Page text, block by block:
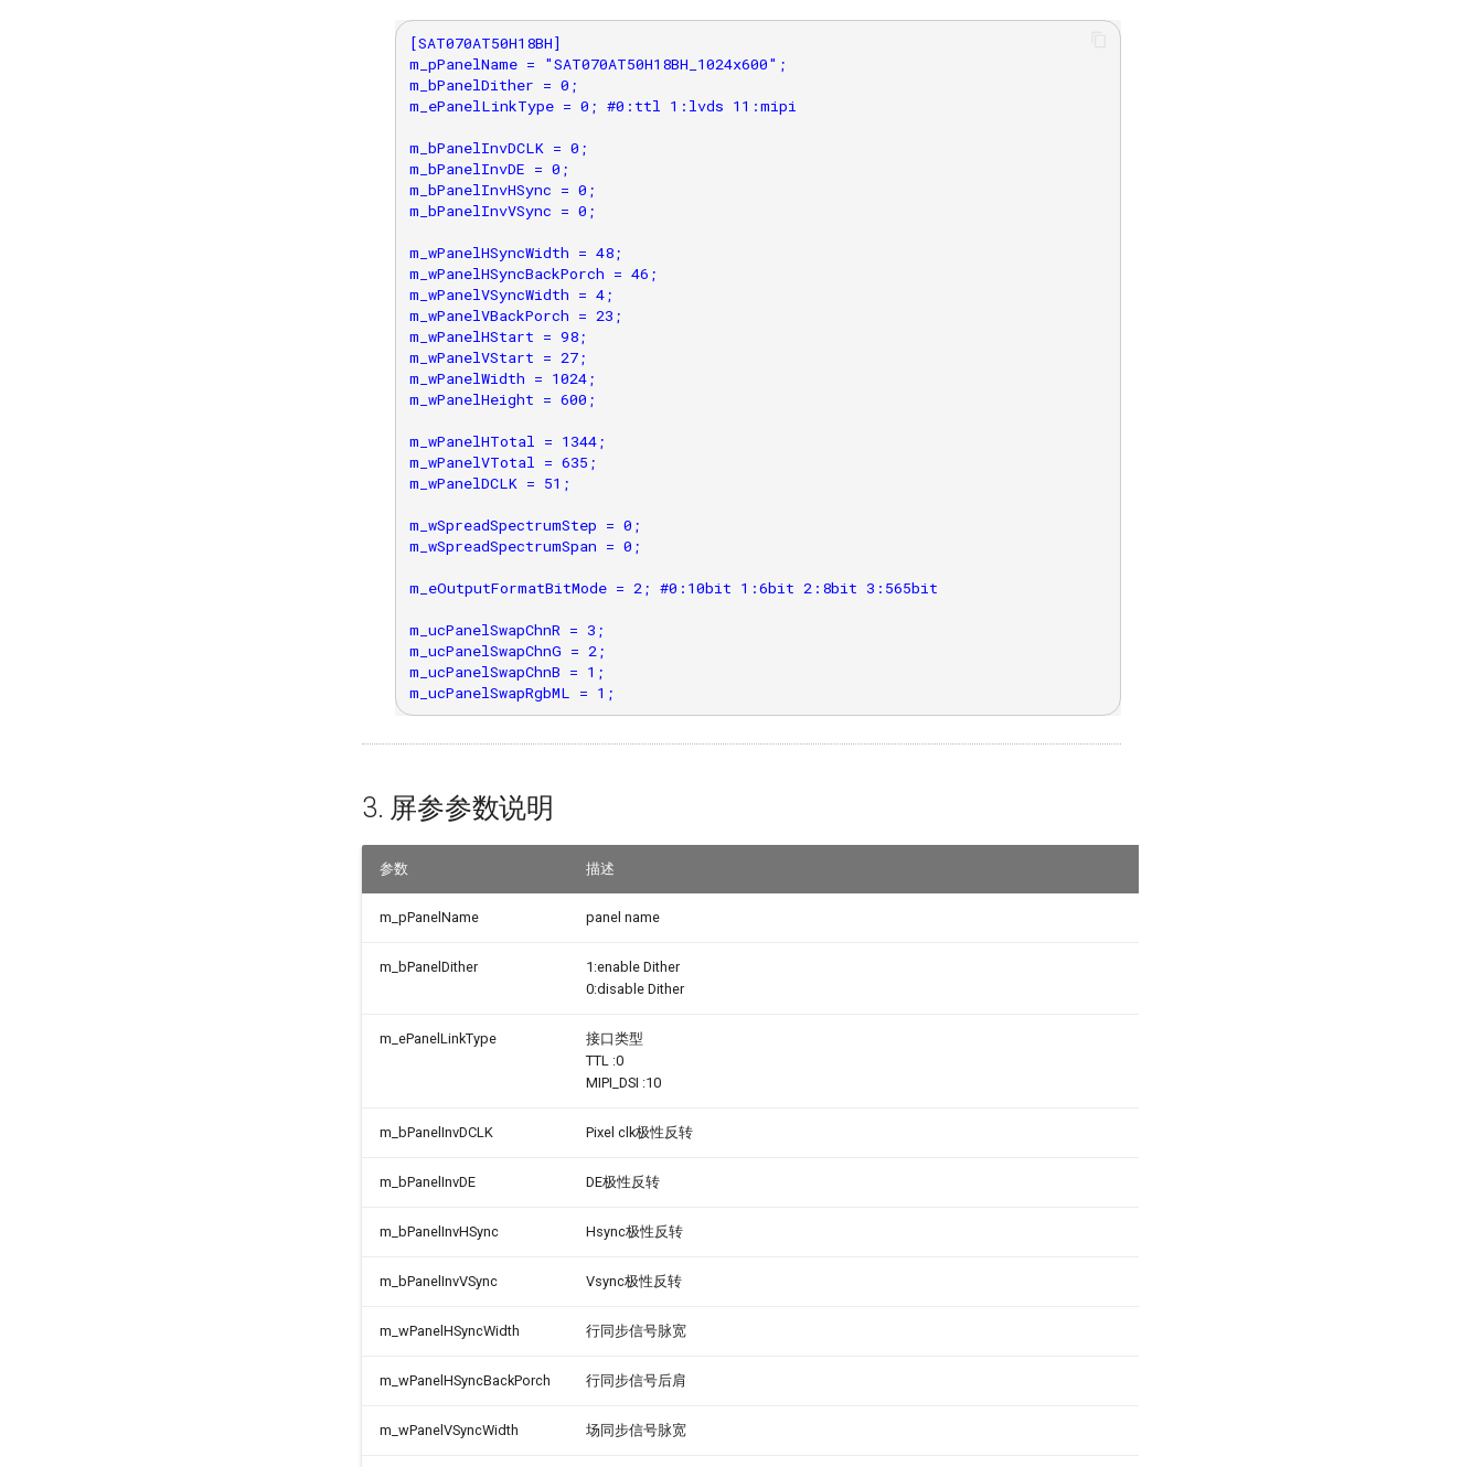
[SAT070AT50H18BH]
m_pPanelName = "SAT070AT50H18BH_1024x600";
m_bPanelDither = 0;
m_ePanelLinkType = 0; #0:ttl 1:lvds 11:mipi
m_bPanelInvDCLK = 0;
m_bPanelInvDE = 0;
m_bPanelInvHSync = 0;
m_bPanelInvVSync = 0;
m_wPanelHSyncWidth = 48;
m_wPanelHSyncBackPorch = 46;
m_wPanelVSyncWidth = 4;
m_wPanelVBackPorch = 23;
m_wPanelHStart = 98;
m_wPanelVStart = 27;
m_wPanelWidth = 1024;
m_wPanelHeight = 600;
m_wPanelHTotal = 1344;
m_wPanelVTotal = 635;
m_wPanelDCLK = 51;
m_wSpreadSpectrumStep = 0;
m_wSpreadSpectrumSpan = 0;
m_eOutputFormatBitMode = 2; #0:10bit 1:6bit 2:8bit 3:565bit
m_ucPanelSwapChnR = 3;
m_ucPanelSwapChnG = 2;
m_ucPanelSwapChnB = 1;
3. 屏参参数说明
参数 描述
m_pPanelName panel name
m_bPanelDither
1:enable Dither
0:disable Dither
m_ePanelLinkType
接口类型
TTL :0
MIPI_DSI :10
m_bPanelInvDCLK Pixel clk极性反转
m_bPanelInvDE DE极性反转
m_bPanelInvHSync Hsync极性反转
m_bPanelInvVSync Vsync极性反转
m_wPanelHSyncWidth 行同步信号脉宽
m_wPanelHSyncBackPorch 行同步信号后肩
m_wPanelVSyncWidth 场同步信号脉宽